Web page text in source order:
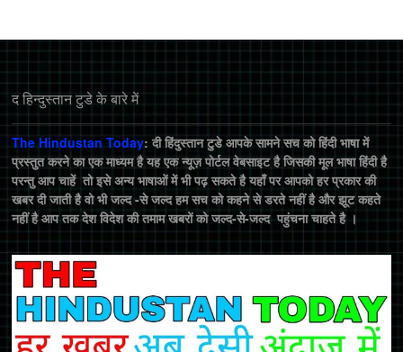
द हिन्‍दुस्‍तान टुडे के बारे में
The Hindustan Today: दी हिंदुस्तान टुडे आपके सामने सच को हिंदी भाषा में
प्रस्तुत करने का एक माध्यम है यह एक न्यूज़ पोर्टल वेबसाइट है जिसकी मूल भाषा हिंदी है
परन्तु आप चाहें तो इसे अन्य भाषाओं में भी पढ़ सकते है यहाँ पर आपको हर प्रकार की
खबर दी जाती है वो भी जल्द -से जल्द हम सच को कहने से डरते नहीं है और झूट कहते
नहीं है आप तक देश विदेश की तमाम खबरों को जल्द-से-जल्द पहुंचना चाहते है ।